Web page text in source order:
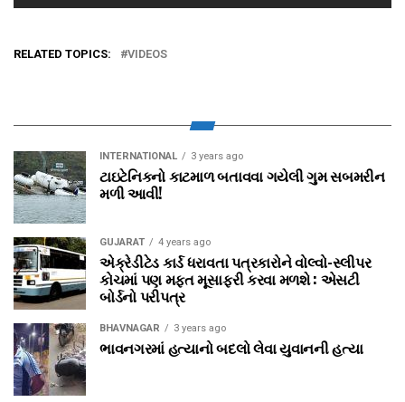
RELATED TOPICS: VIDEOS
INTERNATIONAL 3 years ago
ટાઇટેનિકનો કાટમાળ બતાવવા ગયેલી ગુમ સબમરીન
મળી આવી!
GUJARAT 4 years ago
એક્રેડીટેડ કાર્ડ ધરાવતા પત્રકારોને વોલ્‍વો-સ્‍લીપર
કોચમાં પણ મફત મૂસાફરી કરવા મળશે : એસટી
બોર્ડનો પરીપત્ર
BHAVNAGAR 3 years ago
ભાવનગરમાં હત્યાનો બદલો લેવા યુવાનની હત્યા